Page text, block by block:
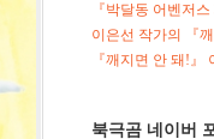
『박달동 어벤저
이은선 작가의 『
『깨지면 안 돼!』
북극곰 네이버